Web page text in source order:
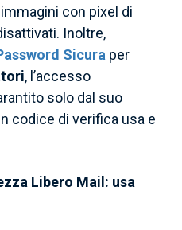
con pixel di
Inoltre,
Sicura per
, l’accesso
solo dal suo
codice di verifica usa e
Libero Mail: usa